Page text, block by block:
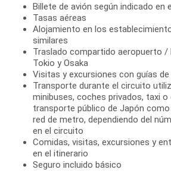
Billete de avión según indicado en
Tasas aéreas
Alojamiento en los
similares
Traslado compartido aeropuerto
Tokio y Osaka
Visitas y excursiones con guías de
Transporte durante el circuito
minibuses, coches privados, taxi o
transporte público de Japón
red de metro, dependiendo del
en el circuito
Comidas, visitas, excursiones y
en el itinerario
Seguro incluido básico